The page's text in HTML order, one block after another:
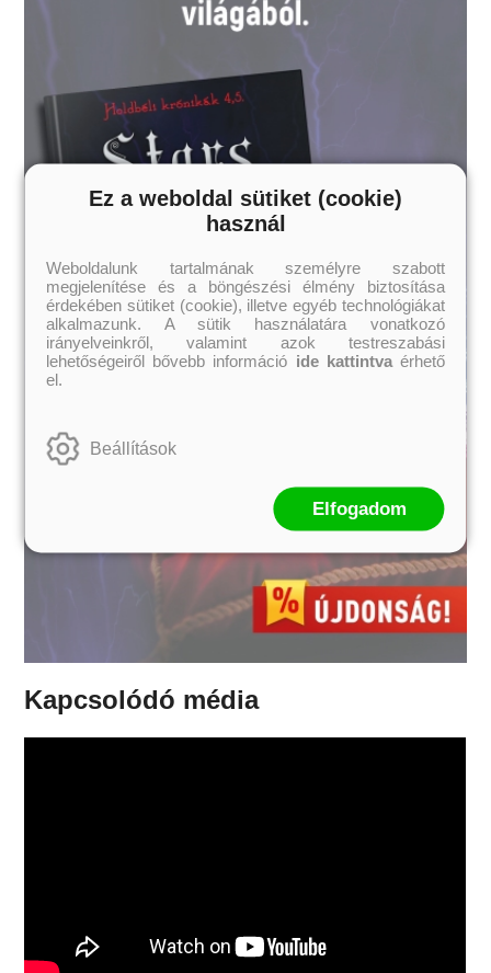
Kapcsolódó média
Ez a weboldal sütiket (cookie)
használ
Weboldalunk tartalmának személyre szabott
megjelenítése és a böngészési élmény biztosítása
érdekében sütiket (cookie), illetve egyéb technológiákat
alkalmazunk. A sütik használatára vonatkozó
irányelveinkről, valamint azok testreszabási
lehetőségeiről bővebb információ ide kattintvaérhető
el.
Beállítások
Elfogadom